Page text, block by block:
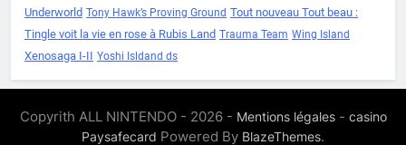
Underworld Tony Hawk’s Proving Ground Tout nouveau Tout beau :
Tingle voit la vie en rose à Rubis Land Trauma Team Wing Island
Xenosaga I-II Yoshi Isldand ds
Copyrith ALL NINTENDO - 2026 - Mentions légales- casino
Paysafecard Powered By BlazeThemes.